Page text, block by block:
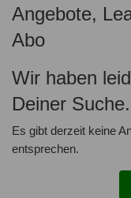
Angebote,
Abo
Wir haben
Deiner Suche.
Es gibt derzeit keine
entsprechen.